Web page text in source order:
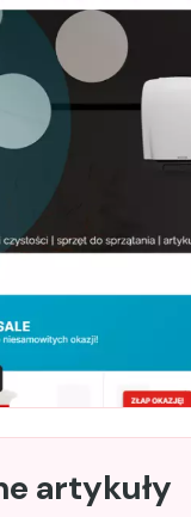
artykuły